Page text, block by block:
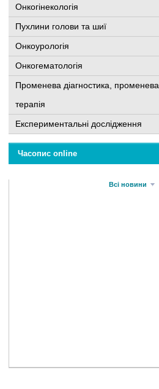
Онкогінекологія
Пухлини голови та шиї
Онкоурологія
Онкогематологія
Променева діагностика, променева
терапія
Експериментальні дослідження
Часопис online
Всі новини